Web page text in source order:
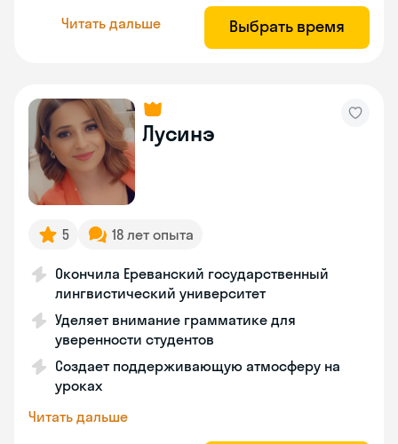
Читать дальше Выбрать время
Лусинэ
5 18 лет опыта
Окончила Ереванский государственный
лингвистический университет
Уделяет внимание грамматике для
уверенности студентов
Создает поддерживающую атмосферу на
уроках
Читать дальше